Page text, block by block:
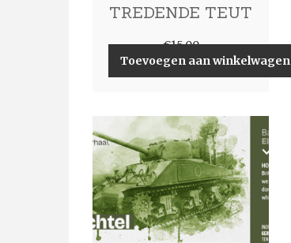
TREDENDE TEUT
€15,00
Toevoegen aan winkelwagen